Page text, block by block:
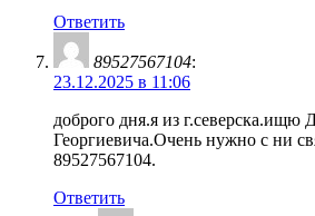
Ответить
89527567104:
23.12.2025 в 11:06
доброго дня.я из г.северска.ищю
Георгиевича.Очень нужно с ни
89527567104.
Ответить